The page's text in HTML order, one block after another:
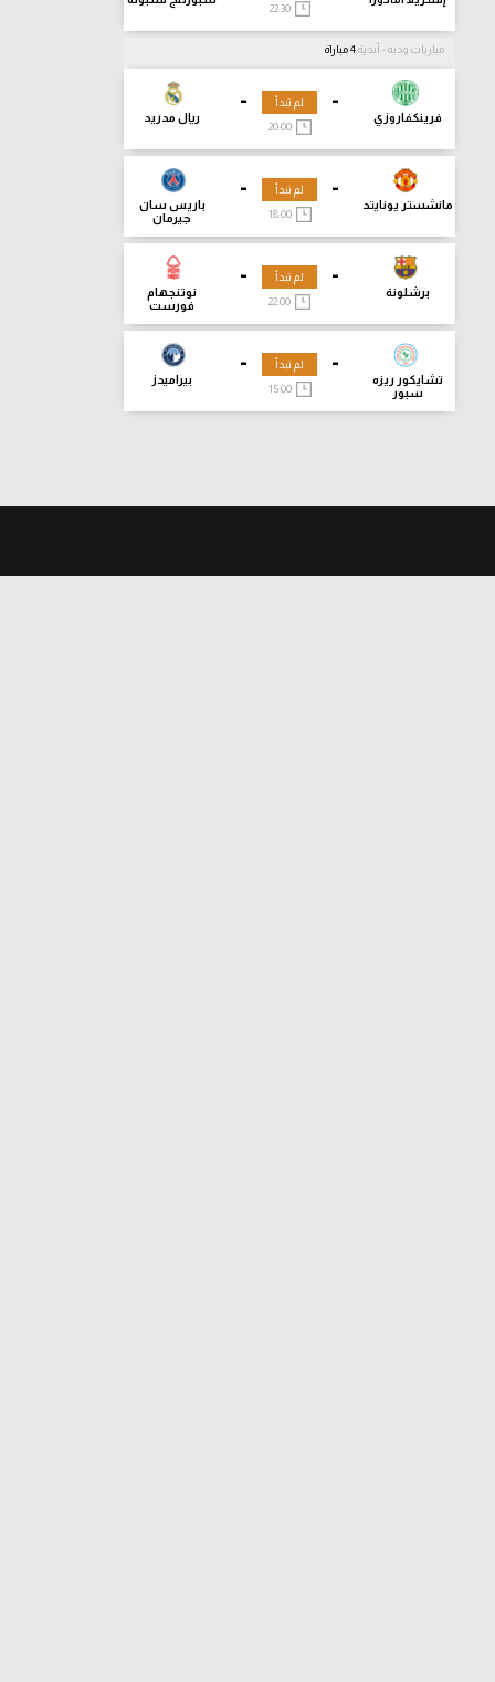
22:30
مباريات ودية - أندية
-
فرينكفاروزي
-
ريال مدريد
لم تبدأ
20:00
-
مانشستر يونايتد
-
باريس سان
جيرمان
لم تبدأ
18:00
-
برشلونة
-
نوتنجهام
فورست
لم تبدأ
-
تشايكور ريزه
سبور
-
بيراميدز
لم تبدأ
15:00